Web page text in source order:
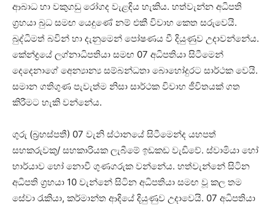
ආබාධ හා වකුගඩු රෝගද වැළඳිය හැකිය. හත්වැන්න අධිපති
ග්‍රහයා බුධ සමඟ යෙදුණේ නම් එකී විවාහ කෙත සරුවෙයි.
බුද්ධිමත් බවින් හා දැනුමෙන් පෝෂණය වී දියුණුව උදාවන්නේය.
කේන්ද්‍රයේ ලග්නාධිපතියා සමඟ 07 අධිපතියා සිටීමෙන්
දෙදෙනාගේ අෙන්‍යාන්‍ය සම්බන්ධතා බොහෝදුරට සාර්ථක වෙයි.
සමාන ගතිගුණ පැවැත්ම නිසා සාර්ථක විවාහ ජීවිතයක්‌ ගත
කිරීමට හැකි වන්නේය.
ගුරු (බ්‍රහස්‌පතී) 07 වැනි ස්‌ථානයේ සිටීමෙන්ද යහපත්
සහකරුවකු/ සහකාරියක ලැබීමේ ඉඩකඩ වැඩිවේ. ස්‌වාමියා හෝ
භාර්යාව හෝ නොවී ගුණගරුක වන්නේය. හත්වැන්නේ සිටින
අධිපති ග්‍රහයා 10 වැන්නේ සිටින අධිපතියා සමඟ වූ කල තම
සේවා රැකියා, කර්මාන්ත ආදියේ දියුණුව උදාවෙයි. 07 අධිපතියා